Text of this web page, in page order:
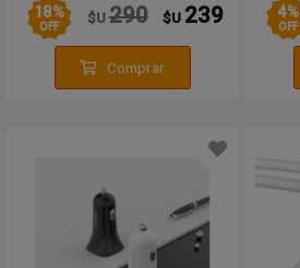
18%
OFF $U290 $U 239
Comprar
4%
OFF